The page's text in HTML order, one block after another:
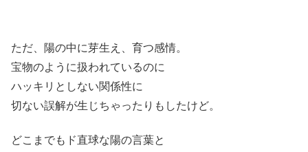
ただ、陽の中に芽生え、育つ感情。
宝物のように扱われているのに
ハッキリとしない関係性に
切ない誤解が生じちゃったりもしたけど。
どこまでもド直球な陽の言葉と